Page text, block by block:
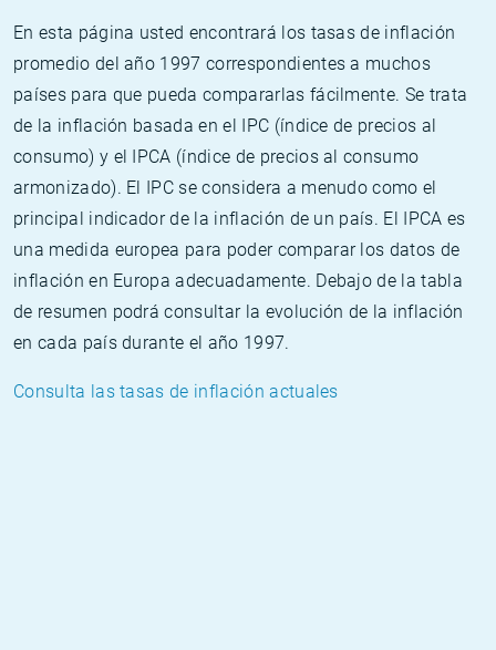
En esta página usted encontrará los tasas de inflación
promedio del año 1997 correspondientes a muchos
países para que pueda compararlas fácilmente. Se trata
de la inflación basada en el IPC (índice de precios al
consumo) y el IPCA (índice de precios al consumo
armonizado). El IPC se considera a menudo como el
principal indicador de la inflación de un país. El IPCA es
una medida europea para poder comparar los datos de
inflación en Europa adecuadamente. Debajo de la tabla
de resumen podrá consultar la evolución de la inflación
en cada país durante el año 1997.
Consulta las tasas de inflación actuales